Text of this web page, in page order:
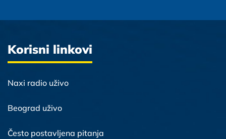
Korisni linkovi
Naxi radio uživo
Beograd uživo
Često postavljena pitanja